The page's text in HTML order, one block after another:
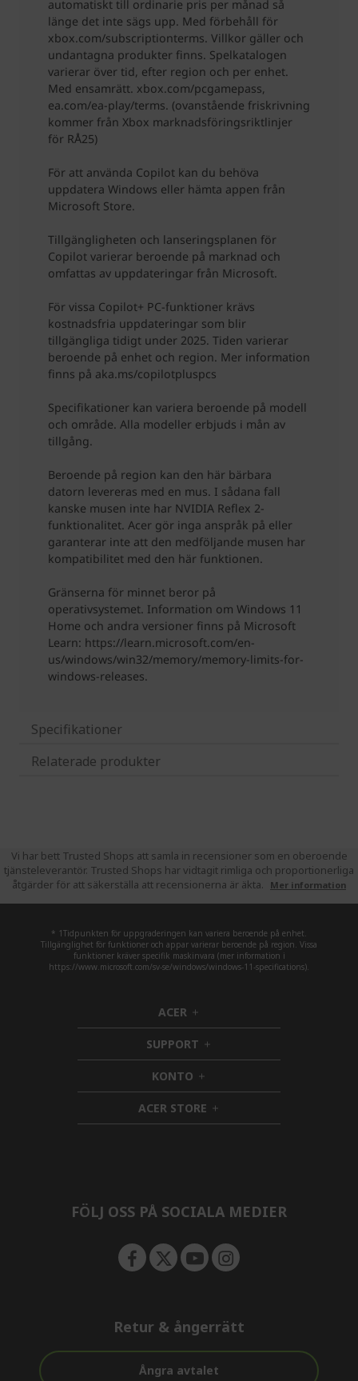
Specifikationer
Relaterade produkter
Vi har bett Trusted Shops att samla in recensioner som en oberoende
tjänsteleverantör. Trusted Shops har vidtagit rimliga och proportionerliga
åtgärder för att säkerställa att recensionerna är äkta.
Mer information
* 1Tidpunkten för uppgraderingen kan variera beroende på enhet.
Tillgänglighet för funktioner och appar varierar beroende på region. Vissa
funktioner kräver specifik maskinvara (mer information i
https://www.microsoft.com/sv-se/windows/windows-11-specifications).
ACER h
i
d
d
e
n
SUPPORT h
i
d
d
e
n
KONTO h
i
d
d
ACER STORE h
i
FÖLJ OSS PÅ SOCIALA MEDIER
Retur & ångerrätt
Ångra avtalet